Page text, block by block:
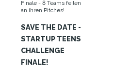
Finale - 8 Teams feilen
an ihren Pitches!
SAVE THE DATE -
STARTUP TEENS
CHALLENGE
FINALE!